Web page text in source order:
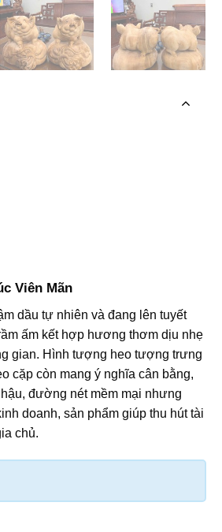
Viên Mãn
dầu tự nhiên và đang lên tuyết
ấm kết hợp hương thơm dịu nhẹ
gian. Hình tượng heo tượng trưng
cặp còn mang ý nghĩa cân bằng,
đường nét mềm mại nhưng
doanh, sản phẩm giúp thu hút tài
chủ.